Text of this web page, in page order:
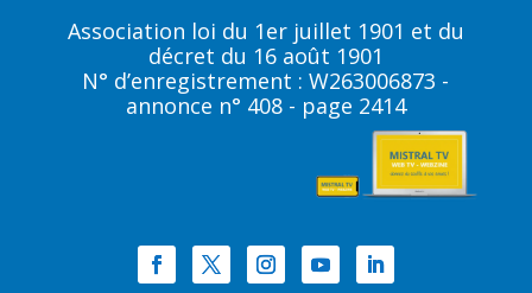
Association loi du 1er juillet 1901 et du
décret du 16 août 1901
N° d’enregistrement : W263006873 -
annonce n° 408 - page 2414